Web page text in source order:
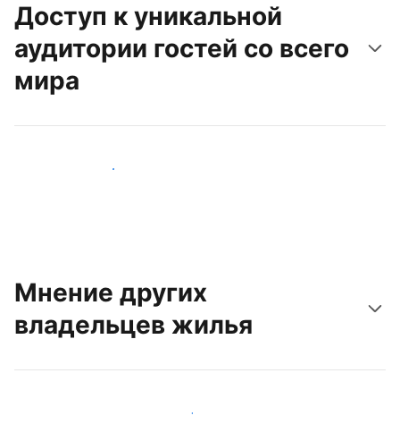
Доступ к уникальной
аудитории гостей со всего
мира
Привлечь новых гостей
Мнение других
владельцев жилья
Присоединиться к другим владельцам жилья